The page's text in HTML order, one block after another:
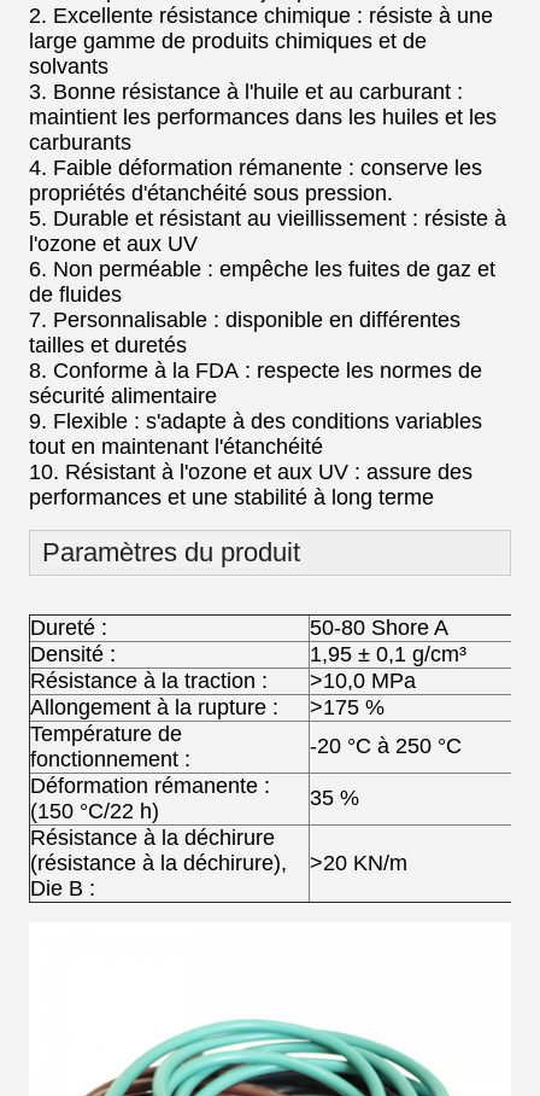
2. Excellente résistance chimique : résiste à une
large gamme de produits chimiques et de
solvants
3. Bonne résistance à l'huile et au carburant :
maintient les performances dans les huiles et les
carburants
4. Faible déformation rémanente : conserve les
propriétés d'étanchéité sous pression.
5. Durable et résistant au vieillissement : résiste à
l'ozone et aux UV
6. Non perméable : empêche les fuites de gaz et
de fluides
7. Personnalisable : disponible en différentes
tailles et duretés
8. Conforme à la FDA : respecte les normes de
sécurité alimentaire
9. Flexible : s'adapte à des conditions variables
tout en maintenant l'étanchéité
10. Résistant à l'ozone et aux UV : assure des
performances et une stabilité à long terme
Paramètres du produit
Dureté :
50-80 Shore A
Densité :
1,95 ± 0,1 g/cm³
Résistance à la traction :
>10,0 MPa
Allongement à la rupture :
>175 %
Température de
fonctionnement :
-20 °C à 250 °C
Déformation rémanente :
(150 °C/22 h)
35 %
Résistance à la déchirure
(résistance à la déchirure),
Die B :
>20 KN/m